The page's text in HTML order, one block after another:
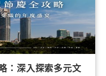
：深入探索多元文